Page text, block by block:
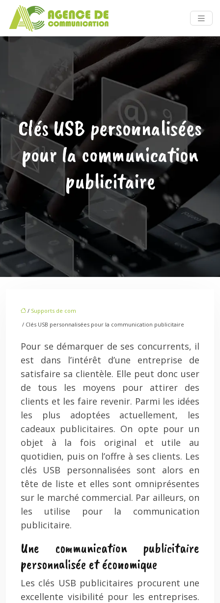
Clés USB personnalisées
pour la communication
publicitaire
/ Supports de com
/ Clés USB personnalisées pour la communication publicitaire
Pour se démarquer de ses concurrents, il
est dans l’intérêt d’une entreprise de
satisfaire sa clientèle. Elle peut donc user
de tous les moyens pour attirer des
clients et les faire revenir. Parmi les idées
les plus adoptées actuellement, les
cadeaux publicitaires. On opte pour un
objet à la fois original et utile au
quotidien, puis on l’offre à ses clients. Les
clés USB personnalisées sont alors en
tête de liste et elles sont omniprésentes
sur le marché commercial. Par ailleurs, on
les utilise pour la communication
publicitaire.
Une communication publicitaire
personnalisée et économique
Les clés USB publicitaires procurent une
excellente visibilité pour les entreprises.